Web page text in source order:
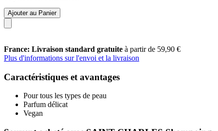
Ajouter au Panier
France: Livraison standard gratuite à partir de 59,90 €
Plus d'informations sur l'envoi et la livraison
Caractéristiques et avantages
Pour tous les types de peau
Parfum délicat
Vegan